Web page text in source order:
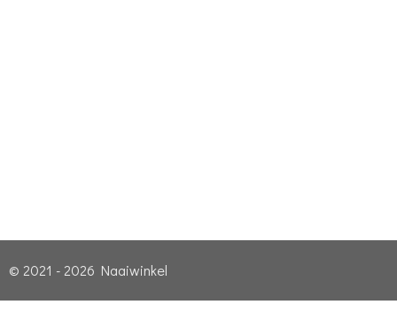
© 2021 - 2026 Naaiwinkel